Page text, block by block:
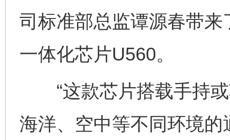
司标准部总监谭源春带
一体化芯片U560。
“这款芯片搭载手持或
海洋、空中等不同环境的